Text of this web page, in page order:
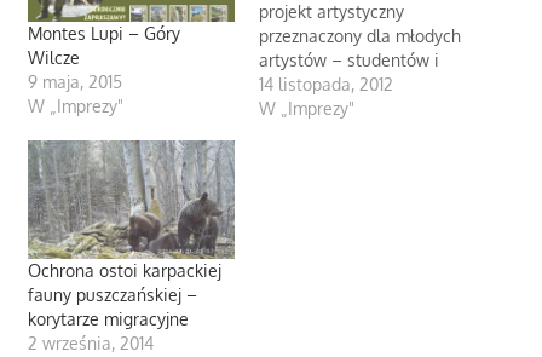
Montes Lupi – Góry
Wilcze
9 maja, 2015
W „Imprezy"
projekt artystyczny
przeznaczony dla młodych
artystów – studentów i
młodych absolwentów
wyższych uczelni, którym
14 listopada, 2012
W „Imprezy"
Ochrona ostoi karpackiej
fauny puszczańskiej –
korytarze migracyjne
2 września, 2014